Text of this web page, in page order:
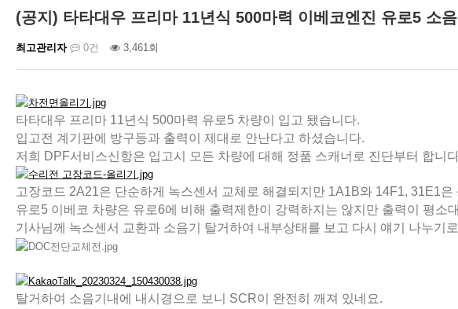
(공지) 타타대우 프리마 11년식 500마력 이베코엔진 유로5 소
최고관리자 0건 3,461회
타타대우 프리마 11년식 500마력 유로5 차량이 입고 됐습니다.
입고전 계기판에 방구등과 출력이 제대로 안난다고 하셨습니다.
저희 DPF서비스신항은 입고시 모든 차량에 대해 정품 스캐너로 진단부터 합니
고장코드 2A21은 단순하게 녹스센서 교체로 해결되지만 1A1B와 14F1, 31E1
유로5 이베코 차량은 유로6에 비해 출력제한이 강력하지는 않지만 출력이 평소
기사님께 녹스센서 교환과 소음기 탈거하여 내부상태를 보고 다시 얘기 나누기
탈거하여 소음기내에 내시경으로 보니 SCR이 완전히 깨져 있네요.